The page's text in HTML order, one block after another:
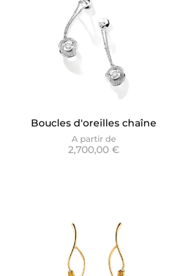
Boucles d'oreilles chaîne
Envol - Dancing Stone
Pavé
A partir de
2,700,00 €